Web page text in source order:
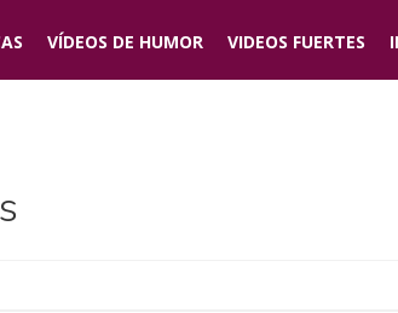
VÍDEOS DE HUMOR VIDEOS FUERTES